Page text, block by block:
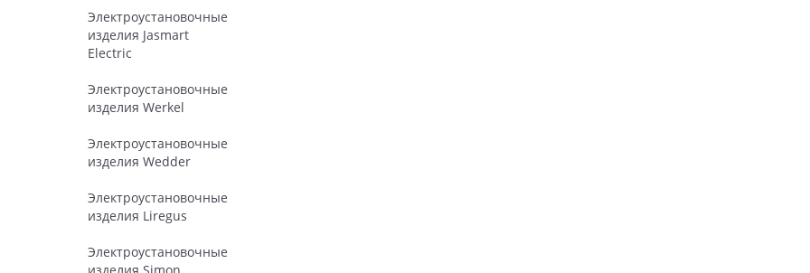
Электроустановочные
изделия Jasmart
Electric
Электроустановочные
изделия Werkel
Электроустановочные
изделия Wedder
Электроустановочные
изделия Liregus
Электроустановочные